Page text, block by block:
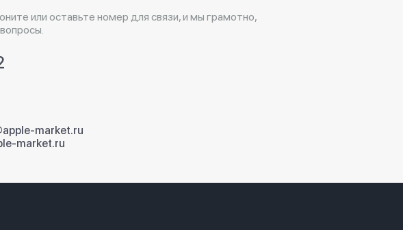
или оставьте номер для связи, и мы грамотно,
market.ru
market.ru